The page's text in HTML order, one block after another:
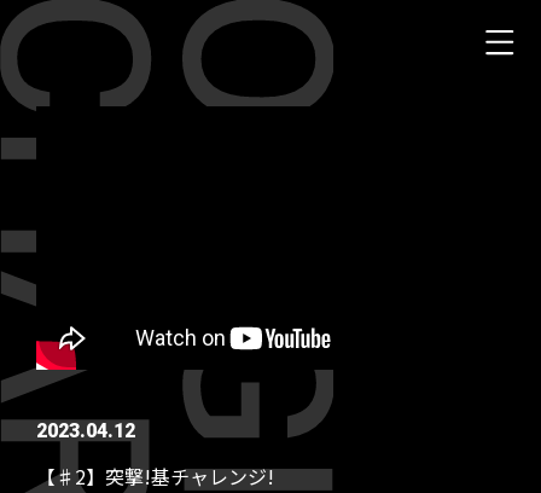
2023.04.12
【♯2】突撃!基チャレンジ!